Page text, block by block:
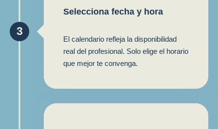
Selecciona fecha y hora
El calendario refleja la disponibilidad
real del profesional. Solo elige el horario
que mejor te convenga.
3